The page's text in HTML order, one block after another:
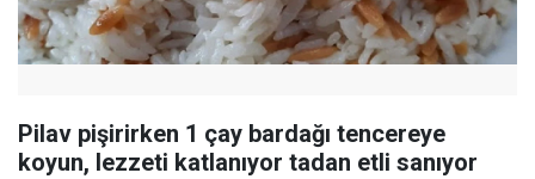
Pilav pişirirken 1 çay bardağı tencereye
koyun, lezzeti katlanıyor tadan etli sanıyor